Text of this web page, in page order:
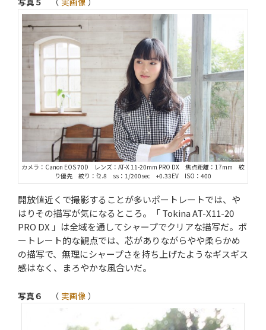
カメラ：Canon EOS 70D レンズ：AT-X 11-20mm PRO DX 焦点距離：17mm 絞
り優先 絞り：f2.8 ss：1/200sec +0.33EV ISO：400
開放値近くで撮影することが多いポートレートでは、や
はりその描写が気になるところ。「 Tokina AT-X11-20
PRO DX 」は全域を通してシャープでクリアな描写だ。ポ
ートレート的な観点では、芯がありながらやや柔らかめ
の描写で、無理にシャープさを持ち上げたようなギスギス
感はなく、まろやかな風合いだ。
写真６ （ 実画像 ）